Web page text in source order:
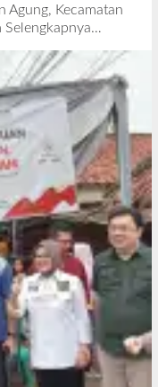
Agung, Kecamatan
Selengkapnya…